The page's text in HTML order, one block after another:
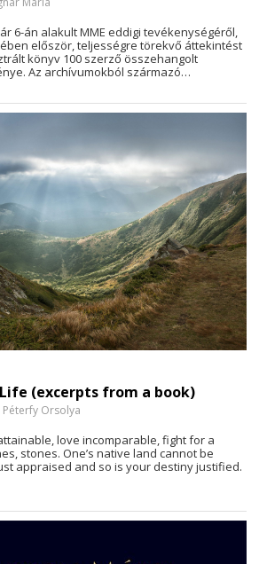
6-án alakult MME eddigi tevékenységéről,
először, teljességre törekvő áttekintést
könyv 100 szerző összehangolt
Az archívumokból származó…
(excerpts from a book)
Péterfy Orsolya
love incomparable, fight for a
stones. One’s native land cannot be
appraised and so is your destiny justified.